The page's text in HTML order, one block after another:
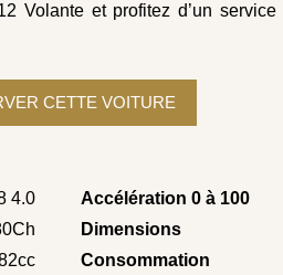
Volante et profitez d’un
4.0
Accélération 0 à 100
Dimensions
Consommation